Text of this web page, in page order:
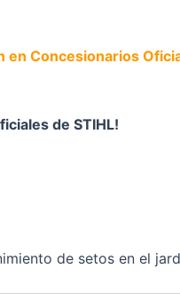
en Concesionarios
de STIHL!
de setos en el